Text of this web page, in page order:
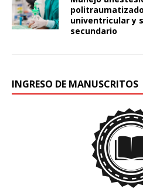
univentricular y
secundario
INGRESO DE MANUSCRITOS